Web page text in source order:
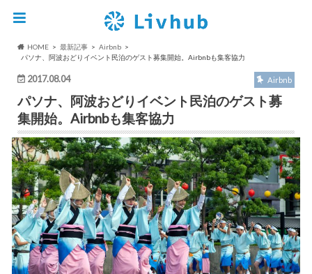
HOME 最新記事
Airbnb
パソナ、阿波おどりイベント民泊のゲスト募集開始。Airbnbも集客協力
2017.08.04 Airbnb
パソナ、阿波おどりイベント民泊のゲスト募
集開始。Airbnbも集客協力